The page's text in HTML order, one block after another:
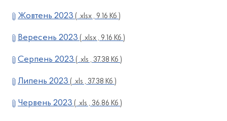
Жовтень 2023 ( .xlsx , 9.16 Кб )
Вересень 2023 ( .xlsx , 9.16 Кб )
Серпень 2023 ( .xls , 37.38 Кб )
Липень 2023 ( .xls , 37.38 Кб )
Червень 2023 ( .xls , 36.86 Кб )